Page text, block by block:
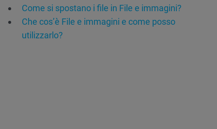
Come si spostano i file in File e immagini?
Che cos’è File e immagini e come posso
utilizzarlo?